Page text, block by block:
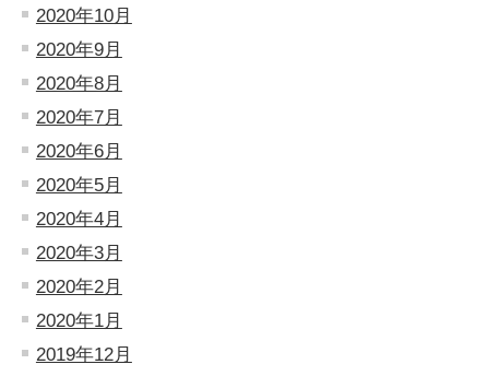
2020年10月
2020年9月
2020年8月
2020年7月
2020年6月
2020年5月
2020年4月
2020年3月
2020年2月
2020年1月
2019年12月